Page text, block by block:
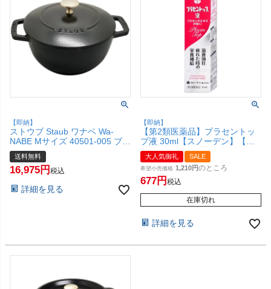
【即納】
ストウブ Staub ワナベ Wa-
NABE Mサイズ 40501-005 ブラ
ック【ホーロー鍋 調理器具】
(6047783)【宅配便送料無料】
送料無料
16,975 税込
詳細を見る
【即納】
【第2類医薬品】プラセントッ
プ液 30ml【スノーデン】【滋
養強壮・肉体疲労】【SBT】
(6053347)
大人気御礼 SALE
希望小売価格 1,210 のところ
677 税込
在庫切れ
詳細を見る